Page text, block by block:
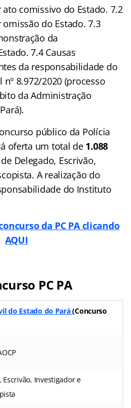
comissivo do Estado. 7.2
do Estado. 7.3
da
7.4 Causas
da responsabilidade do
nº 8.972/2020 (processo
da Administração
público da Polícia
oferta um total de1.088
Delegado, Escrivão,
A realização do
do Instituto
da PC PA clicando
AQUI
PC PA
do Estado do Pará(Concurso
Escrivão, Investigador e